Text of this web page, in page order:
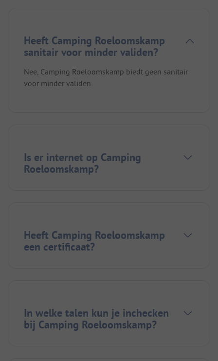
Heeft Camping Roeloomskamp
sanitair voor minder validen?
Nee, Camping Roeloomskamp biedt geen sanitair
voor minder validen.
Is er internet op Camping
Roeloomskamp?
Heeft Camping Roeloomskamp
een certificaat?
In welke talen kun je inchecken
bij Camping Roeloomskamp?